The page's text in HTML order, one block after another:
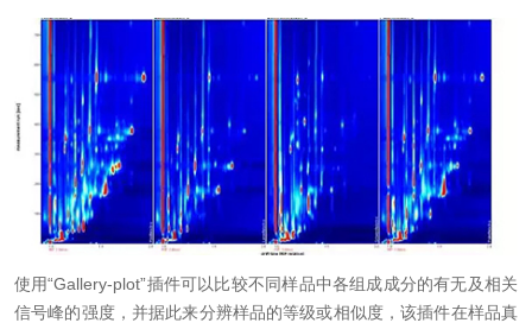
使用“Gallery-plot”插件可以比较不同样品中各组成成分的有无及相关
信号峰的强度，并据此来分辨样品的等级或相似度，该插件在样品真